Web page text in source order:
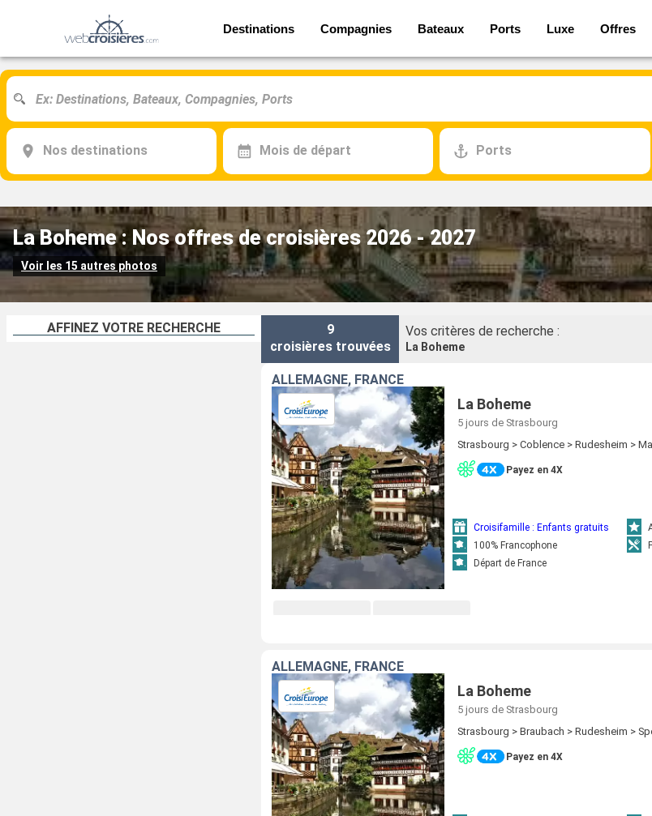
Destinations Compagnies Bateaux Ports Luxe Offres
Nos destinations Mois de départ Ports
La Boheme : Nos offres de croisières 2026 - 2027
Voir les 15 autres photos
AFFINEZ VOTRE RECHERCHE
9
croisières trouvées
Vos critères de recherche :
La Boheme
ALLEMAGNE, FRANCE
La Boheme
5 jours de Strasbourg
Strasbourg > Coblence > Rudesheim >
Payez en 4X
Croisifamille : Enfants gratuits
100% Francophone
Départ de France
ALLEMAGNE, FRANCE
La Boheme
5 jours de Strasbourg
Strasbourg > Braubach > Rudesheim >
Payez en 4X